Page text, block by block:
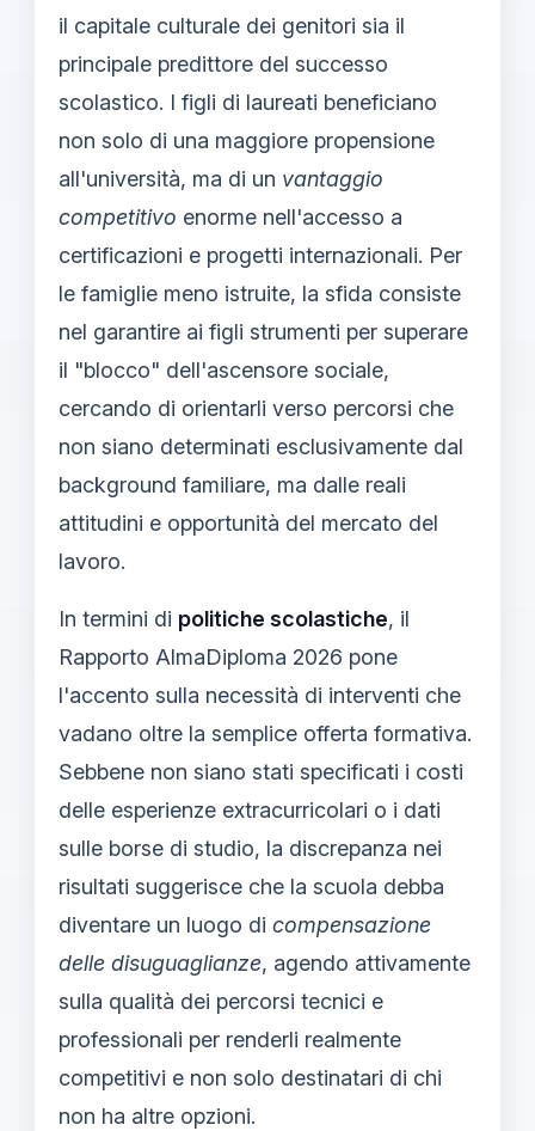
il capitale culturale dei genitori sia il
principale predittore del successo
scolastico. I figli di laureati beneficiano
non solo di una maggiore propensione
all'università, ma di un vantaggio
competitivo enorme nell'accesso a
certificazioni e progetti internazionali. Per
le famiglie meno istruite, la sfida consiste
nel garantire ai figli strumenti per superare
il "blocco" dell'ascensore sociale,
cercando di orientarli verso percorsi che
non siano determinati esclusivamente dal
background familiare, ma dalle reali
attitudini e opportunità del mercato del
lavoro.
In termini di politiche scolastiche, il
Rapporto AlmaDiploma 2026 pone
l'accento sulla necessità di interventi che
vadano oltre la semplice offerta formativa.
Sebbene non siano stati specificati i costi
delle esperienze extracurricolari o i dati
sulle borse di studio, la discrepanza nei
risultati suggerisce che la scuola debba
diventare un luogo di compensazione
delle disuguaglianze, agendo attivamente
sulla qualità dei percorsi tecnici e
professionali per renderli realmente
competitivi e non solo destinatari di chi
non ha altre opzioni.